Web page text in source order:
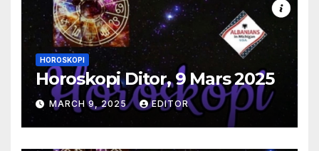
HOROSKOPI
Horoskopi Ditor, 9 Mars 2025
MARCH 9, 2025 EDITOR